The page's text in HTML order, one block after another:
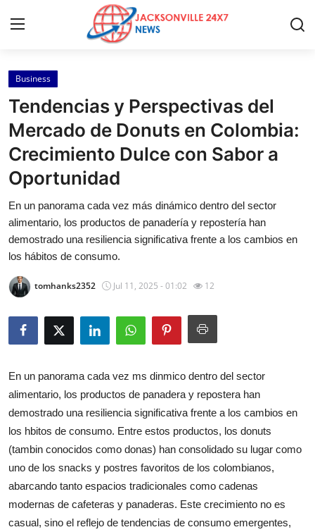
Home
Contact
Press Release
About
News Network
Submit Press Release
Health
Advertise with US
Crypto
Business
Finance
Business
Tendencias y Perspectivas del
Mercado de Donuts en Colombia:
Crecimiento Dulce con Sabor a
Oportunidad
En un panorama cada vez más dinámico dentro del sector
alimentario, los productos de panadería y repostería han
demostrado una resiliencia significativa frente a los cambios en
los hábitos de consumo.
tomhanks2352 Jul 11, 2025 - 01:02 12
En un panorama cada vez ms dinmico dentro del sector
alimentario, los productos de panadera y repostera han
demostrado una resiliencia significativa frente a los cambios en
los hbitos de consumo. Entre estos productos, los donuts
(tambin conocidos como donas) han consolidado su lugar como
uno de los snacks y postres favoritos de los colombianos,
abarcando tanto espacios tradicionales como cadenas
modernas de cafeteras y panaderas. Este crecimiento no es
casual, sino el reflejo de tendencias de consumo emergentes,